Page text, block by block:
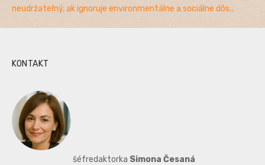
neudržateľný, ak ignoruje environmentálne a sociálne dôs...
KONTAKT
šéfredaktorka Simona Česaná